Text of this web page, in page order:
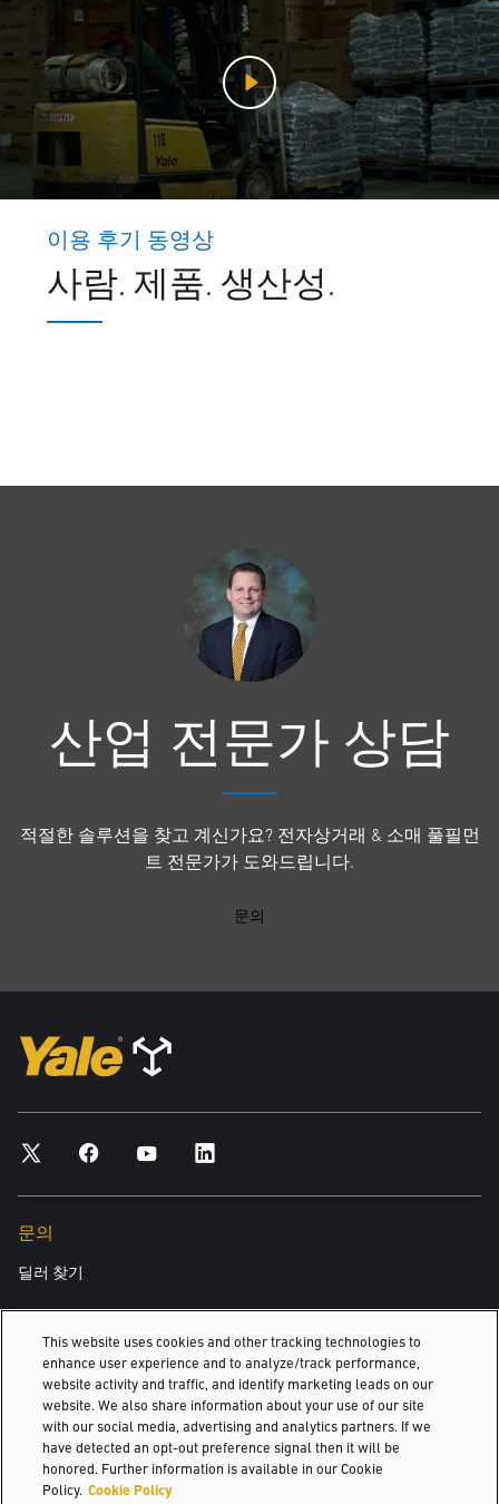
이용 후기 동영상
사람. 제품. 생산성.
산업 전문가 상담
적절한 솔루션을 찾고 계신가요? 전자상거래 & 소매 풀필먼
트 전문가가 도와드립니다.
문의
문의
딜러 찾기
알아보기
당사 소개
Hyster-Yale Materials Handling (HYMH)
This website uses cookies and other tracking technologies to
enhance user experience and to analyze/track performance,
website activity and traffic, and identify marketing leads on our
website. We also share information about your use of our site
with our social media, advertising and analytics partners. If we
have detected an opt-out preference signal then it will be
honored. Further information is available in our Cookie
Policy. Cookie Policy